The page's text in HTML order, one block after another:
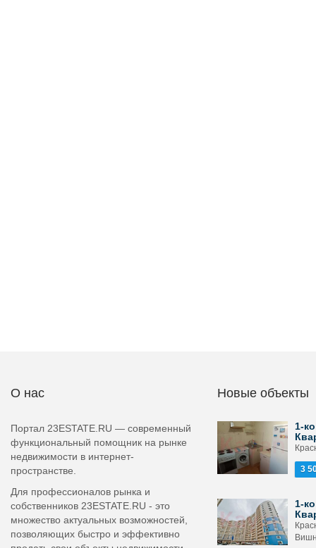
О нас
Портал 23ESTATE.RU — современный
функциональный помощник на рынке
недвижимости в интернет-
пространстве.
Для профессионалов рынка и
собственников 23ESTATE.RU - это
множество актуальных возможностей,
позволяющих быстро и эффективно
Новые объекты
1-
3
1-